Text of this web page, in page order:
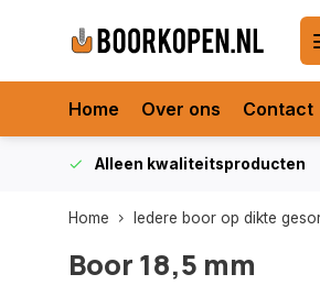
Home Over ons Contact
Alleen kwaliteitsproducten
Home Iedere boor op dikte
Boor 18,5 mm